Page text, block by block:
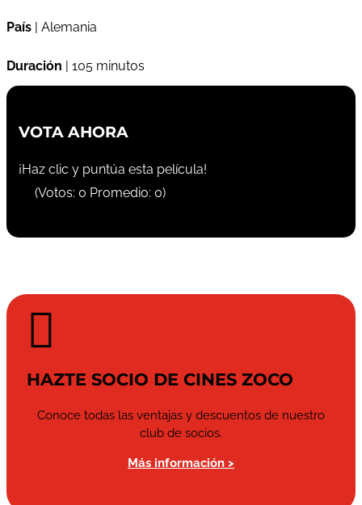
País | Alemania
Duración | 105 minutos
VOTA AHORA
¡Haz clic y puntúa esta película!
(Votos: 0 Promedio: 0)

HAZTE SOCIO DE CINES ZOCO
Conoce todas las ventajas y descuentos de nuestro
club de socios.
Más información >